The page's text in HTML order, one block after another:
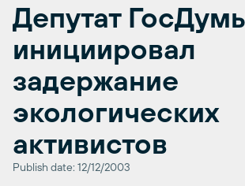
Депутат
инициировал
задержание
экологических
активистов
Publish date: 12/12/2003